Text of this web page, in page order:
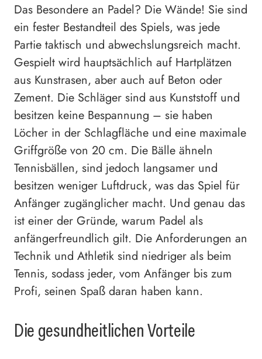
Das Besondere an Padel? Die Wände! Sie sind
ein fester Bestandteil des Spiels, was jede
Partie taktisch und abwechslungsreich macht.
Gespielt wird hauptsächlich auf Hartplätzen
aus Kunstrasen, aber auch auf Beton oder
Zement. Die Schläger sind aus Kunststoff und
besitzen keine Bespannung – sie haben
Löcher in der Schlagfläche und eine maximale
Griffgröße von 20 cm. Die Bälle ähneln
Tennisbällen, sind jedoch langsamer und
besitzen weniger Luftdruck, was das Spiel für
Anfänger zugänglicher macht. Und genau das
ist einer der Gründe, warum Padel als
anfängerfreundlich gilt. Die Anforderungen an
Technik und Athletik sind niedriger als beim
Tennis, sodass jeder, vom Anfänger bis zum
Profi, seinen Spaß daran haben kann.
Die gesundheitlichen Vorteile